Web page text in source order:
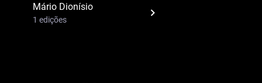
Mário Dionísio
1 edições